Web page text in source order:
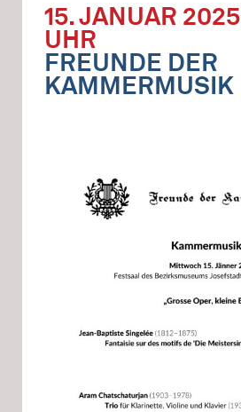
15. JANUAR 2025
UHR
FREUNDE DER
KAMMERMUSIK